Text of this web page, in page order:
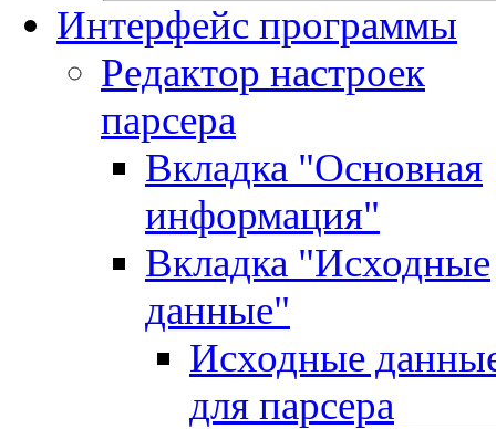
Интерфейс программы
Редактор настроек
парсера
Вкладка "Основная
информация"
Вкладка "Исходные
данные"
Исходные
для парсера